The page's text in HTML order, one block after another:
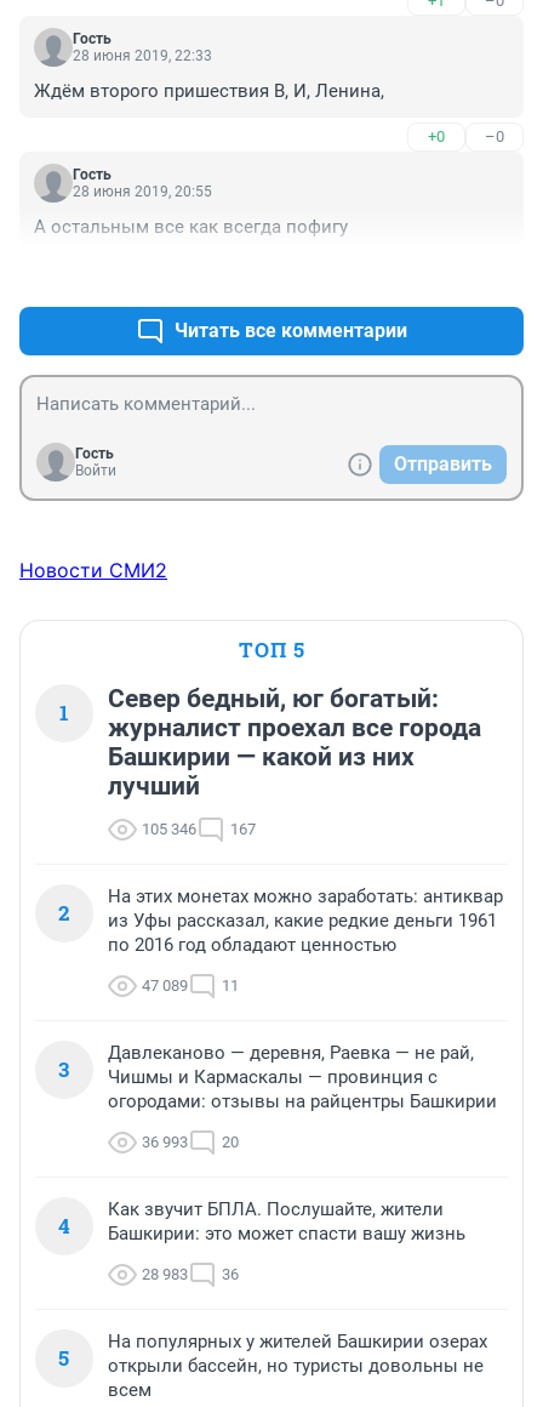
Гость
28 июня 2019, 22:33
Ждём второго пришествия В, И, Ленина,
+0 –0
Гость
28 июня 2019, 20:55
А остальным все как всегда пофигу
Читать все комментарии
Гость
Войти
Отправить
Новости СМИ2
ТОП 5
1
Север бедный, юг богатый:
журналист проехал все города
Башкирии — какой из них
лучший
105 346 167
2
На этих монетах можно заработать: антиквар
из Уфы рассказал, какие редкие деньги 1961
по 2016 год обладают ценностью
47 089 11
3
Давлеканово — деревня, Раевка — не рай,
Чишмы и Кармаскалы — провинция с
огородами: отзывы на райцентры Башкирии
36 993 20
4
Как звучит БПЛА. Послушайте, жители
Башкирии: это может спасти вашу жизнь
28 983 36
5
На популярных у жителей Башкирии озерах
открыли бассейн, но туристы довольны не
всем